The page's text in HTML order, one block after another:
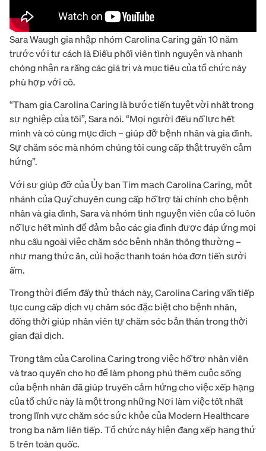
Sara Waugh gia nhập nhóm Carolina Caring gần 10 năm
trước với tư cách là Điều phối viên tình nguyện và nhanh
chóng nhận ra rằng các giá trị và mục tiêu của tổ chức này
phù hợp với cô.
“Tham gia Carolina Caring là bước tiến tuyệt vời nhất trong
sự nghiệp của tôi”, Sara nói. “Mọi người đều nỗ lực hết
mình và có cùng mục đích – giúp đỡ bệnh nhân và gia đình.
Sự chăm sóc mà nhóm chúng tôi cung cấp thật truyền cảm
hứng”.
Với sự giúp đỡ của Ủy ban Tim mạch Carolina Caring, một
nhánh của Quỹ chuyên cung cấp hỗ trợ tài chính cho bệnh
nhân và gia đình, Sara và nhóm tình nguyện viên của cô luôn
nỗ lực hết mình để đảm bảo các gia đình được đáp ứng mọi
nhu cầu ngoài việc chăm sóc bệnh nhân thông thường –
như mang thức ăn, củi hoặc thanh toán hóa đơn tiền sưởi
ấm.
Trong thời điểm đầy thử thách này, Carolina Caring vẫn tiếp
tục cung cấp dịch vụ chăm sóc đặc biệt cho bệnh nhân,
đồng thời giúp nhân viên tự chăm sóc bản thân trong thời
gian đại dịch.
Trọng tâm của Carolina Caring trong việc hỗ trợ nhân viên
và trao quyền cho họ để làm phong phú thêm cuộc sống
của bệnh nhân đã giúp truyền cảm hứng cho việc xếp hạng
của tổ chức này là một trong những Nơi làm việc tốt nhất
trong lĩnh vực chăm sóc sức khỏe của Modern Healthcare
trong ba năm liên tiếp. Tổ chức này hiện đang xếp hạng thứ
5 trên toàn quốc.